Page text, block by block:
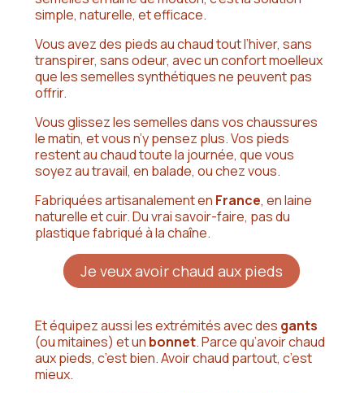
simple, naturelle, et efficace.
Vous avez des pieds au chaud tout l’hiver, sans
transpirer, sans odeur, avec un confort moelleux
que les semelles synthétiques ne peuvent pas
offrir.
Vous glissez les semelles dans vos chaussures
le matin, et vous n’y pensez plus. Vos pieds
restent au chaud toute la journée, que vous
soyez au travail, en balade, ou chez vous.
Fabriquées artisanalement en France, en laine
naturelle et cuir. Du vrai savoir-faire, pas du
plastique fabriqué à la chaîne.
Je veux avoir chaud aux pieds
Et équipez aussi les extrémités avec des gants
(ou mitaines) et un bonnet. Parce qu’avoir chaud
aux pieds, c’est bien. Avoir chaud partout, c’est
mieux.